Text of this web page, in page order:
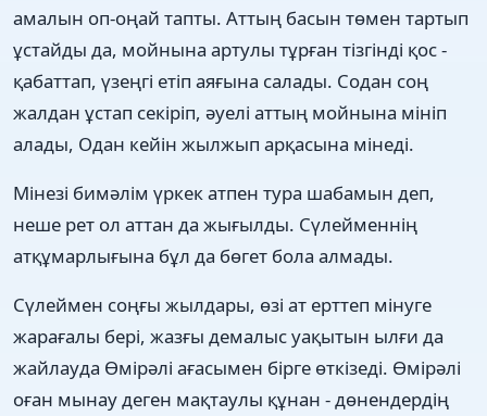
амалын оп-оңай тапты. Аттың басын төмен тартып
ұстайды да, мойнына артулы тұрған тізгінді қос -
қабаттап, үзеңгі етіп аяғына салады. Содан соң
жалдан ұстап секіріп, әуелі аттың мойнына мініп
алады, Одан кейін жылжып арқасына мінеді.
Мінезі бимәлім үркек атпен тура шабамын деп,
неше рет ол аттан да жығылды. Сүлейменнің
атқұмарлығына бұл да бөгет бола алмады.
Сүлеймен соңғы жылдары, өзі ат ерттеп мінуге
жарағалы бері, жазғы демалыс уақытын ылғи да
жайлауда Өмірәлі ағасымен бірге өткізеді. Өмірәлі
оған мынау деген мақтаулы құнан - дөнендердің